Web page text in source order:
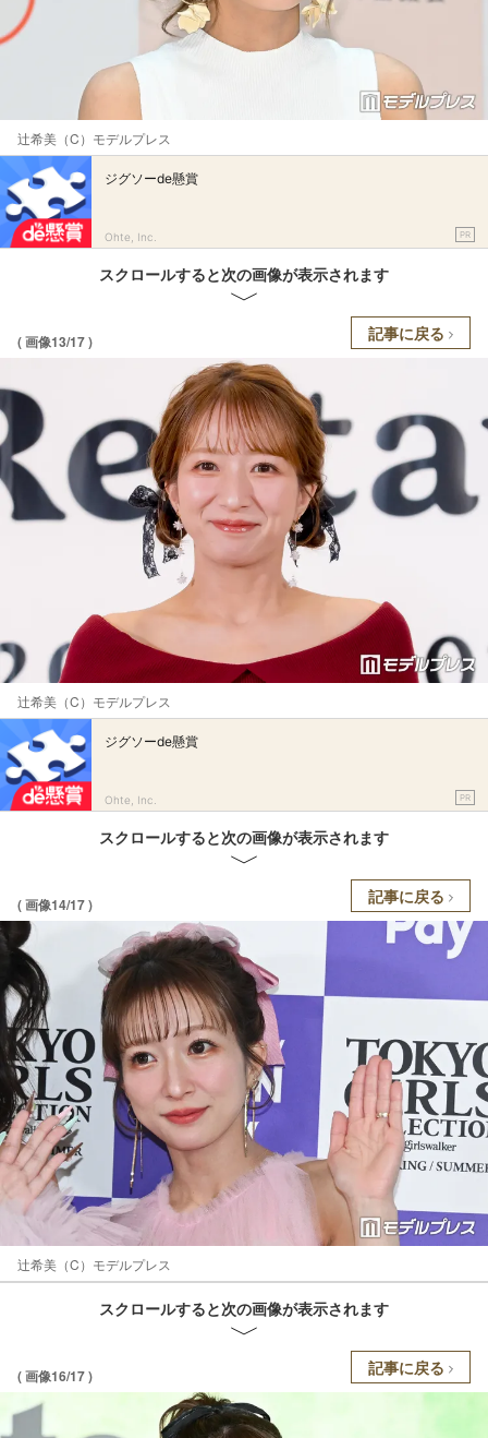
辻希美（C）モデルプレス
ジグソーde懸賞
Ohte, Inc. PR
スクロールすると次の画像が表示されます
( 画像13/17 ) 記事に戻る
辻希美（C）モデルプレス
ジグソーde懸賞
Ohte, Inc. PR
スクロールすると次の画像が表示されます
( 画像14/17 ) 記事に戻る
辻希美（C）モデルプレス
スクロールすると次の画像が表示されます
( 画像16/17 ) 記事に戻る